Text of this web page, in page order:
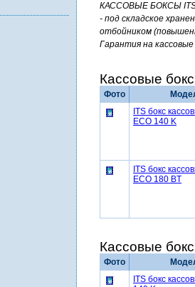
КАССОВЫЕ БОКСЫ ITS
- под складское
отбойником
Гарантия на
Кассовые
Фото
ITS бокс
ECO 140 K
ITS бокс
ECO 180 BT
Кассовые
Фото
ITS бокс